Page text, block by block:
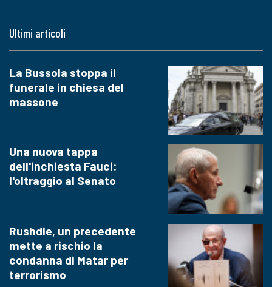
Ultimi articoli
La Bussola stoppa il
funerale in chiesa del
massone
Una nuova tappa
dell'inchiesta Fauci:
l'oltraggio al Senato
Rushdie, un precedente
mette a rischio la
condanna di Matar per
terrorismo